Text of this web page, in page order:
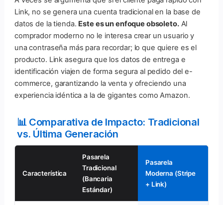
Link, no se genera una cuenta tradicional en la base de
datos de la tienda. Este es un enfoque obsoleto.Al
comprador moderno no le interesa crear un usuario y
una contraseña más para recordar; lo que quiere es el
producto. Link asegura que los datos de entrega e
identificación viajen de forma segura al pedido del e-
commerce, garantizando la venta y ofreciendo una
experiencia idéntica a la de gigantes como Amazon.
📊 Comparativa de Impacto: Tradicional
vs. Última Generación
Característica
Pasarela
Tradicional
(Bancaria
Estándar)
Pasarela
Moderna (Stripe
+ Link)